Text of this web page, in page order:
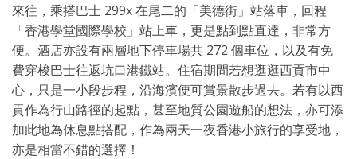
來往，乘搭巴士 299x 在尾二的「美德街」站落車，回程
「香港學堂國際學校」站上車，更是點到點直達，非常方
便。酒店亦設有兩層地下停車場共 272 個車位，以及有免
費穿梭巴士往返坑口港鐵站。住宿期間若想逛逛西貢市中
心，只是一小段步程，沿海濱便可賞景散步過去。若有以西
貢作為行山路徑的起點，甚至地質公園遊船的想法，亦可添
加此地為休息點搭配，作為兩天一夜香港小旅行的享受地，
亦是相當不錯的選擇！